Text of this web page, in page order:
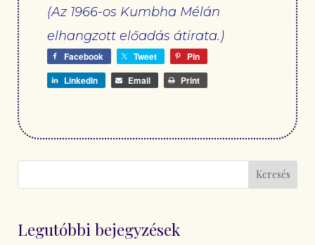
(Az 1966-os Kumbha Mélán
elhangzott előadás átirata.)
Facebook Tweet
Pin
LinkedIn
Email Print
Keresés
Legutóbbi bejegyzések